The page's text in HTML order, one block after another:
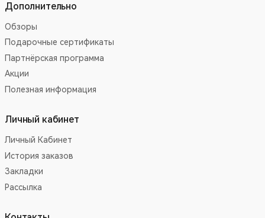
Дополнительно
Обзоры
Подарочные сертификаты
Партнёрская программа
Акции
Полезная информация
Личный кабинет
Личный Кабинет
История заказов
Закладки
Рассылка